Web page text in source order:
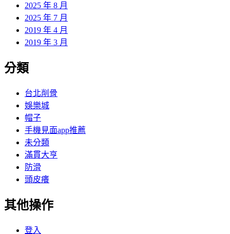
2025 年 8 月
2025 年 7 月
2019 年 4 月
2019 年 3 月
分類
台北削骨
娛樂城
帽子
手機見面app推薦
未分類
滿貫大亨
防滑
頭皮癢
其他操作
登入